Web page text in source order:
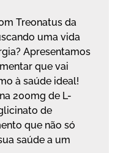
Treonatus da
uma vida
Apresentamos
que vai
à saúde ideal!
200mg de L-
de
que não só
saúde a um